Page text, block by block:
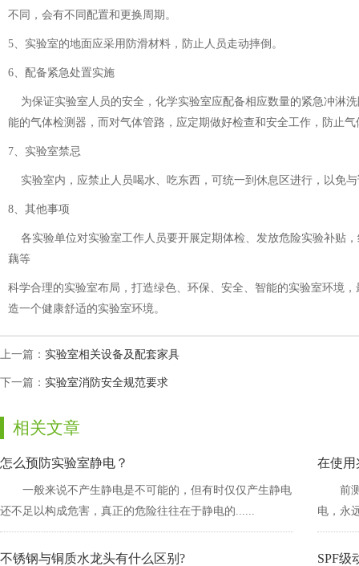
不同，会有不同配置和更换周期。
5、 实验室的地面应采用防滑材料，防止人员走动摔倒。
6、 配备紧急处置实施
为保证实验室人员的安全，化学实验室应配备相应数量的紧急冲淋洗眼
能的气体检测器，而对气体管路，应定期做好检查和安全工作，防止气
7、 实验室禁忌
实验室内，应禁止人员喝水、吃东西，可统一到休息区进行，
8、 其他事项
各实验单位对实验室工作人员要开展定期体检、发放危险实验补贴，组织
藕等
科学合理的实验室布局，打造绿色、环保、安全、智能的实验室环
造一个健康舒适的实验室环境。
上一篇： 实验室相关设备及配套家具
下一篇： 实验室消防安全规范要求
相关文章
怎么预防实验室静电？
一般来说不产生静电是不可能的，但有时仅仅产生静电
还不足以构成危害，真正的危险往往在于静电的......
在使用
前
电
不锈钢与铜质水龙头有什么区别? SPF级